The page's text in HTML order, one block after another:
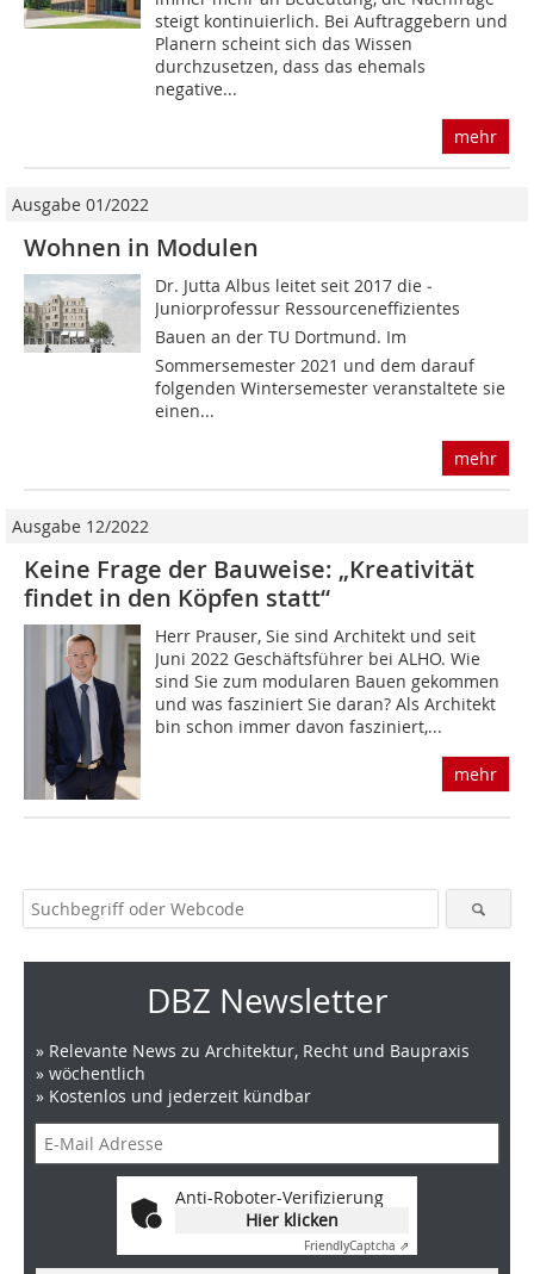
steigt kontinuierlich. Bei Auftraggebern und
Planern scheint sich das Wissen
durchzusetzen, dass das ehemals
negative...
mehr
Ausgabe 01/2022
Wohnen in Modulen
Dr. Jutta Albus leitet seit 2017 die ­
Juniorprofessur Ressourceneffizien­tes
Bauen an der TU Dortmund. Im
Sommersemester 2021 und dem darauf
folgenden Wintersemester veranstaltete sie
einen...
mehr
Ausgabe 12/2022
Keine Frage der Bauweise: „Kreativität
findet in den Köpfen statt“
Herr Prauser, Sie sind Architekt und seit
Juni 2022 Geschäftsführer bei ALHO. Wie
sind Sie zum modularen Bauen gekommen
und was fasziniert Sie daran? Als Architekt
bin schon immer davon fasziniert,...
mehr
DBZ Newsletter
» Relevante News zu Architektur, Recht und Baupraxis
» wöchentlich
» Kostenlos und jederzeit kündbar
Anti-Roboter-Verifizierung
Hier klicken
FriendlyCaptcha ⇗